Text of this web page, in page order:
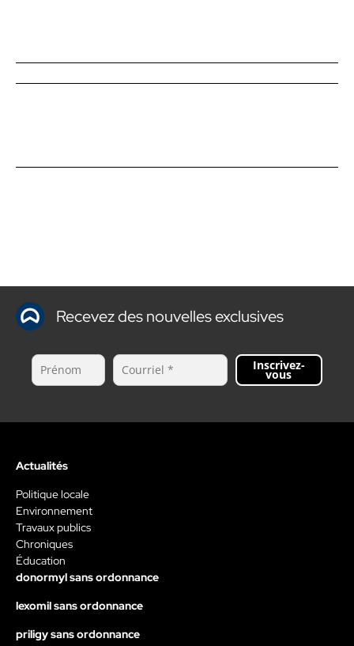
Recevez des nouvelles exclusives
Inscrivez-
vous
Actualités
Politique locale
Environnement
Travaux publics
Chroniques
Éducation
donormyl sans ordonnance
lexomil sans ordonnance
priligy sans ordonnance